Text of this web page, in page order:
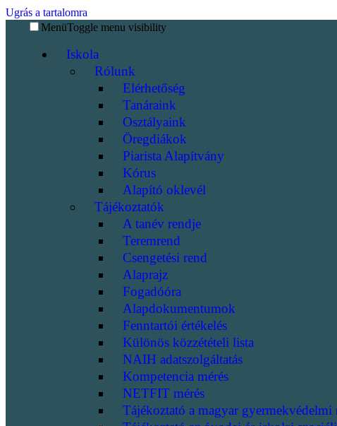
Ugrás a tartalomra
MenüToggle menu visibility
Iskola
Rólunk
Elérhetőség
Tanáraink
Osztályaink
Öregdiákok
Piarista Alapítvány
Kórus
Alapító oklevél
Tájékoztatók
A tanév rendje
Teremrend
Csengetési rend
Alaprajz
Fogadóóra
Alapdokumentumok
Fenntartói értékelés
Különös közzétételi lista
NAIH adatszolgáltatás
Kompetencia mérés
NETFIT mérés
Tájékoztató a magyar gyermekvédelmi